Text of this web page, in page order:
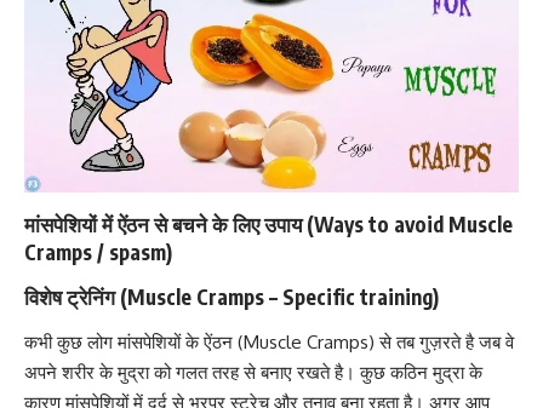
मांसपेशियों में ऐंठन से बचने के लिए उपाय (Ways to avoid Muscle
Cramps / spasm)
विशेष ट्रेनिंग (Muscle Cramps – Specific training)
कभी कुछ लोग मांसपेशियों के ऐंठन (Muscle Cramps) से तब गुज़रते है जब वे
अपने शरीर के मुद्रा को गलत तरह से बनाए रखते है। कुछ कठिन मुद्रा के
कारण मांसपेशियों में दर्द से भरपूर स्ट्रेच और तनाव बना रहता है। अगर आप